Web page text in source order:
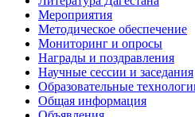
Мероприятия
Методическое обеспечение
Мониторинг и опросы
Награды и поздравления
Научные сессии и заседания
Образовательные
Общая информация